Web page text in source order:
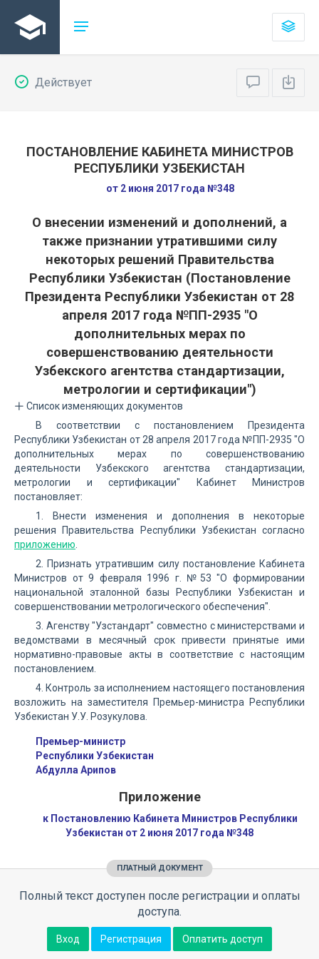
Действует
ПОСТАНОВЛЕНИЕ КАБИНЕТА МИНИСТРОВ
РЕСПУБЛИКИ УЗБЕКИСТАН
от 2 июня 2017 года №348
О внесении изменений и дополнений, а
также признании утратившими силу
некоторых решений Правительства
Республики Узбекистан (Постановление
Президента Республики Узбекистан от 28
апреля 2017 года №ПП-2935 "О
дополнительных мерах по
совершенствованию деятельности
Узбекского агентства стандартизации,
метрологии и сертификации")
Список изменяющих документов
В соответствии с постановлением Президента
Республики Узбекистан от 28 апреля 2017 года №ПП-2935 "О
дополнительных мерах по совершенствованию
деятельности Узбекского агентства стандартизации,
метрологии и сертификации" Кабинет Министров
постановляет:
1. Внести изменения и дополнения в некоторые
решения Правительства Республики Узбекистан согласно
приложению
2. Признать утратившим силу постановление Кабинета
Министров от 9 февраля 1996 г. №53 "О формировании
национальной эталонной базы Республики Узбекистан и
совершенствовании метрологического обеспечения".
3. Агенству "Узстандарт" совместно с министерствами и
ведомствами в месячный срок привести принятые ими
нормативно-правовые акты в соответствие с настоящим
постановлением.
4. Контроль за исполнением настоящего постановления
возложить на заместителя Премьер-министра Республики
Узбекистан У.У. Розукулова.
Премьер-министр
Республики Узбекистан
Абдулла Арипов
Приложение
к Постановлению Кабинета Министров Республики
Узбекистан от 2 июня 2017 года №348
ПЛАТНЫЙ ДОКУМЕНТ
Полный текст доступен после регистрации и оплаты
доступа.
Вход Регистрация Оплатить доступ